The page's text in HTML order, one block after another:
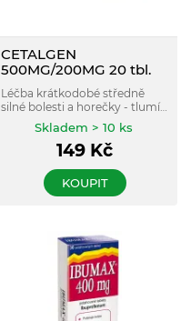
CETALGEN
500MG/200MG 20 tbl.
Léčba krátkodobé středně
silné bolesti a horečky - tlumí
bolest hlavy, zad, zubů i
menstruační bolesti . Rychlá
úleva, silný účinek po dobu až
paracetamolu a 200 mg
ibuprofenu.
Skladem > 10 ks
149 Kč
KOUPIT